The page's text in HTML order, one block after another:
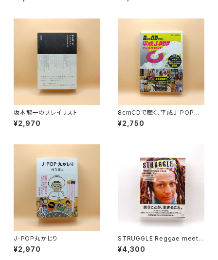
坂本龍一のプレイリスト
¥2,970
8cmCDで聴く、平成J-POPデ
ィスクガイド 「小室」系、「ビー
イング」系、「渋谷」系──CDが
¥2,750
J-POP丸かじり
¥2,970
STRUGGLE Reggae meets
Punk in the UK
¥4,300